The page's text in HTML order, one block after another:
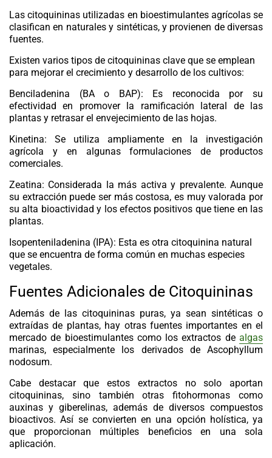
Lascitoquininas utilizadas en bioestimulantes agrícolas se
clasifican en naturales y sintéticas, y provienen de diversas
fuentes.
Existen varios tipos de citoquininas clave que se emplean
para mejorar el crecimiento y desarrollo de los cultivos:
Benciladenina (BA o BAP): Es reconocida por su
efectividad en promover la ramificación lateral de las
plantas y retrasar el envejecimiento de las hojas.
Kinetina: Se utiliza ampliamente en la investigación
agrícola y en algunas formulaciones de productos
comerciales.
Zeatina: Considerada la más activa y prevalente. Aunque
su extracción puede ser más costosa, es muy valorada por
su alta bioactividad y los efectos positivos que tiene en las
plantas.
Isopenteniladenina (IPA): Esta es otra citoquinina natural
que se encuentra de forma común en muchas especies
vegetales.
Fuentes Adicionales de Citoquininas
Además de las citoquininas puras, ya sean sintéticas o
extraídas de plantas, hay otras fuentes importantes en el
mercado de bioestimulantes como los extractos de algas
marinas, especialmente los derivados de Ascophyllum
nodosum.
Cabe destacar que estos extractos no solo aportan
citoquininas, sino también otras fitohormonas como
auxinas y giberelinas, además de diversos compuestos
bioactivos. Así se convierten en una opción holística, ya
que proporcionan múltiples beneficios en una sola
aplicación.